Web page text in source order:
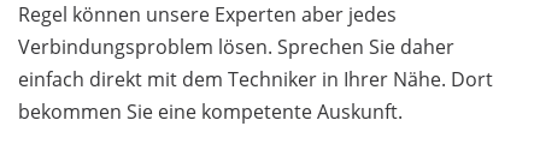
Regel können unsere Experten aber jedes
Verbindungsproblem lösen. Sprechen Sie daher
einfach direkt mit dem Techniker in Ihrer Nähe. Dort
bekommen Sie eine kompetente Auskunft.